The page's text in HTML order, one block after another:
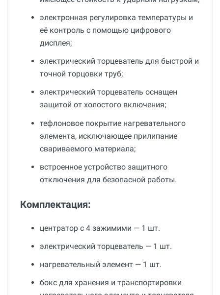
электронная регулировка температуры и
её контроль с помощью цифрового
дисплея;
электрический торцеватель для быстрой и
точной торцовки труб;
электрический торцеватель оснащен
защитой от холостого включения;
тефлоновое покрытие нагревательного
элемента, исключающее прилипание
свариваемого материала;
встроенное устройство защитного
отключения для безопасной работы.
Комплектация:
центратор с 4 зажимими — 1 шт.
электрический торцеватель — 1 шт.
нагревательный элемент — 1 шт.
бокс для хранения и транспортировки